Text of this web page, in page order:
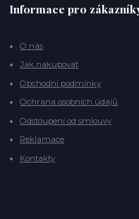
Informace pro
O nás
Jak nakupovat
Obchodní podmínky
Ochrana osobních údajů
Odstoupení od smlouvy
Reklamace
Kontakty